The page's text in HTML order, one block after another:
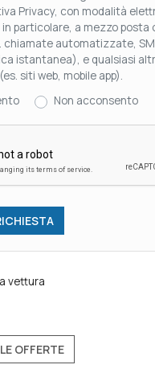
Privacy, con modalità
particolare, a mezzo posta
chiamate automatizzate,
istantanea), e qualsiasi
siti web, mobile app).
Non acconsento
vettura
OFFERTE